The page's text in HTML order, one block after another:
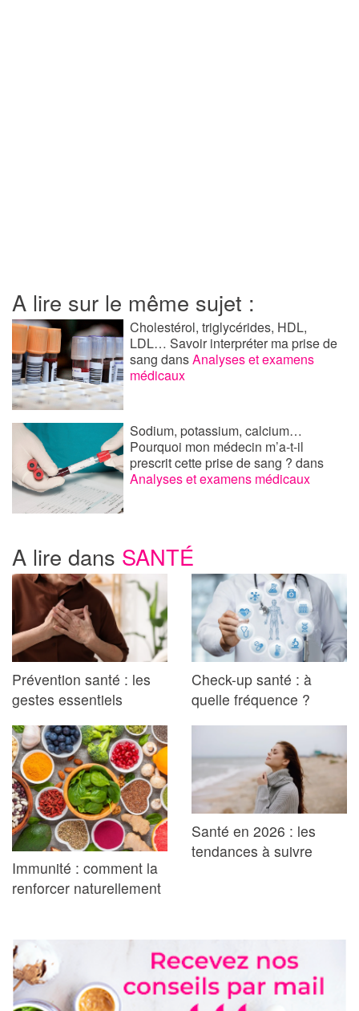
A lire sur le même sujet :
Cholestérol, triglycérides, HDL,
LDL… Savoir interpréter ma prise de
sangdansAnalyses et examens
médicaux
Sodium, potassium, calcium…
Pourquoi mon médecin m’a-t-il
prescrit cette prise de sang ?dans
Analyses et examens médicaux
A lire dans SANTÉ
Prévention santé : les
gestes essentiels
Check-up santé : à
quelle fréquence ?
Immunité : comment la
renforcer naturellement
Santé en 2026 : les
tendances à suivre